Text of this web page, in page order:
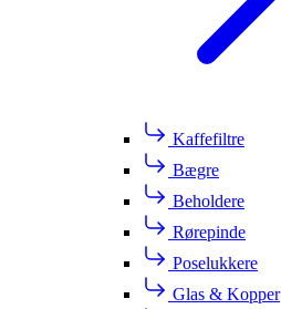
Kaffefiltre
Bægre
Beholdere
Rørepinde
Poselukkere
Glas & Kopper